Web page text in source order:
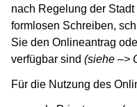
nach Regelung der
formlosen Schreiben,
Sie den Onlineantrag
verfügbar sind (siehe –>
Für die Nutzung des